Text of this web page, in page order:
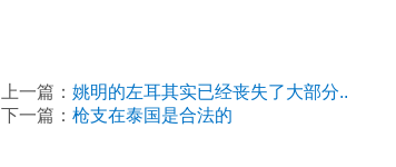
上一篇： 姚明的左耳其实已经丧失了大部分..
下一篇： 枪支在泰国是合法的